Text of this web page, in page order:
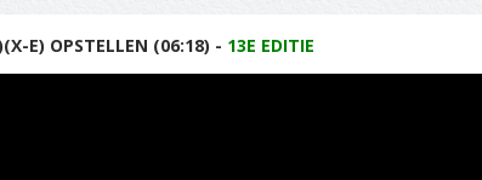
E) OPSTELLEN (06:18) - 13E EDITIE